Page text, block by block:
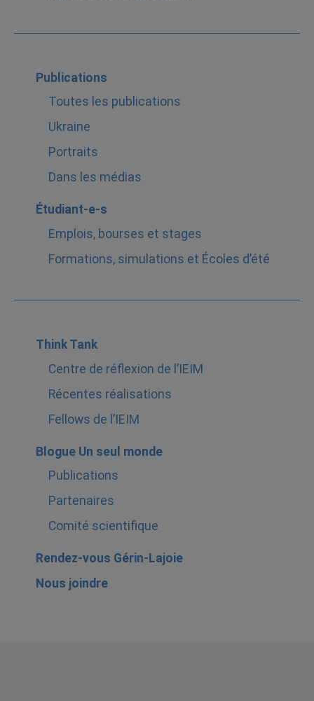
Publications
Toutes les publications
Ukraine
Portraits
Dans les médias
Étudiant-e-s
Emplois, bourses et stages
Formations, simulations et Écoles d’été
Think Tank
Centre de réflexion de l’IEIM
Récentes réalisations
Fellows de l’IEIM
Blogue Un seul monde
Publications
Partenaires
Comité scientifique
Rendez-vous Gérin-Lajoie
Nous joindre